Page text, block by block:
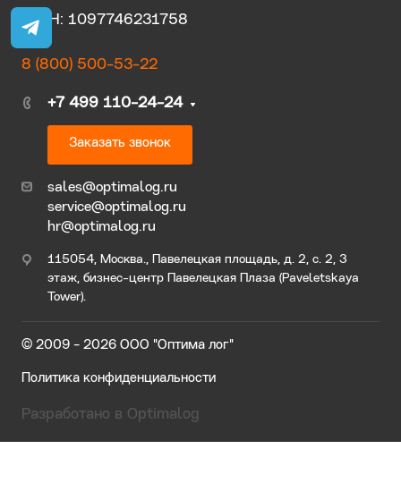
ОГРН: 1097746231758
8 (800) 500-53-22
+7 499 110-24-24
Заказать звонок
sales@optimalog.ru
service@optimalog.ru
hr@optimalog.ru
115054, Москва., Павелецкая площадь, д. 2, с. 2, 3
этаж, бизнес-центр Павелецкая Плаза (Paveletskaya
Tower).
© 2009 - 2026 ООО "Оптима лог"
Политика конфиденциальности
Разработано в Optimalog